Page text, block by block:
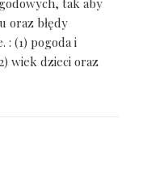
tak aby
oraz błędy
: (1) pogoda i
wiek dzieci oraz